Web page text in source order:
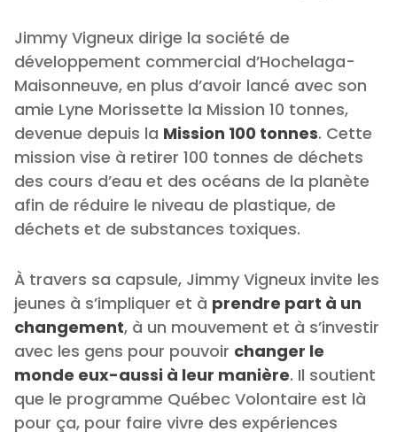
Jimmy Vigneux dirige la société de
développement commercial d’Hochelaga-
Maisonneuve, en plus d’avoir lancé avec son
amie Lyne Morissette la Mission 10 tonnes,
devenue depuis la Mission 100 tonnes. Cette
mission vise à retirer 100 tonnes de déchets
des cours d’eau et des océans de la planète
afin de réduire le niveau de plastique, de
déchets et de substances toxiques.
À travers sa capsule, Jimmy Vigneux invite les
jeunes à s’impliquer et à prendre part à un
changement, à un mouvement et à s’investir
avec les gens pour pouvoir changer le
monde eux-aussi à leur manière. Il soutient
que le programme Québec Volontaire est là
pour ça, pour faire vivre des expériences